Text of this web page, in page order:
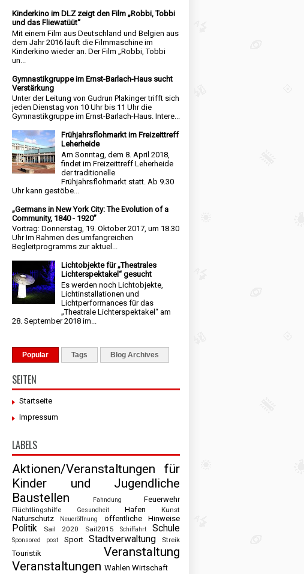
Kinderkino im DLZ zeigt den Film „Robbi, Tobbi
und das Fliewatüüt“
Mit einem Film aus Deutschland und Belgien aus
dem Jahr 2016 läuft die Filmmaschine im
Kinderkino wieder an. Der Film „Robbi, Tobbi
un...
Gymnastikgruppe im Ernst-Barlach-Haus sucht
Verstärkung
Unter der Leitung von Gudrun Plakinger trifft sich
jeden Dienstag von 10 Uhr bis 11 Uhr die
Gymnastikgruppe im Ernst-Barlach-Haus. Intere...
Frühjahrsflohmarkt im Freizeittreff
Leherheide
Am Sonntag, dem 8. April 2018,
findet im Freizeittreff Leherheide
der traditionelle
Frühjahrsflohmarkt statt. Ab 9.30
Uhr kann gestöbe...
„Germans in New York City: The Evolution of a
Community, 1840 - 1920”
Vortrag: Donnerstag, 19. Oktober 2017, um 18.30
Uhr Im Rahmen des umfangreichen
Begleitprogramms zur aktuel...
Lichtobjekte für „Theatrales
Lichterspektakel“ gesucht
Es werden noch Lichtobjekte,
Lichtinstallationen und
Lichtperformances für das
„Theatrale Lichterspektakel“ am
28. September 2018 im...
Popular Tags Blog Archives
SEITEN
Startseite
Impressum
LABELS
Aktionen/Veranstaltungen für
Kinder und Jugendliche
Baustellen
Fahndung Feuerwehr
Flüchtlingshilfe Gesundheit Hafen Kunst
Naturschutz Neueröffnung öffentliche Hinweise
Politik Sail 2020 Sail2015 Schiffahrt Schule
Sponsored post Sport Stadtverwaltung Streik
Touristik
Veranstaltung
Veranstaltungen Wahlen Wirtschaft